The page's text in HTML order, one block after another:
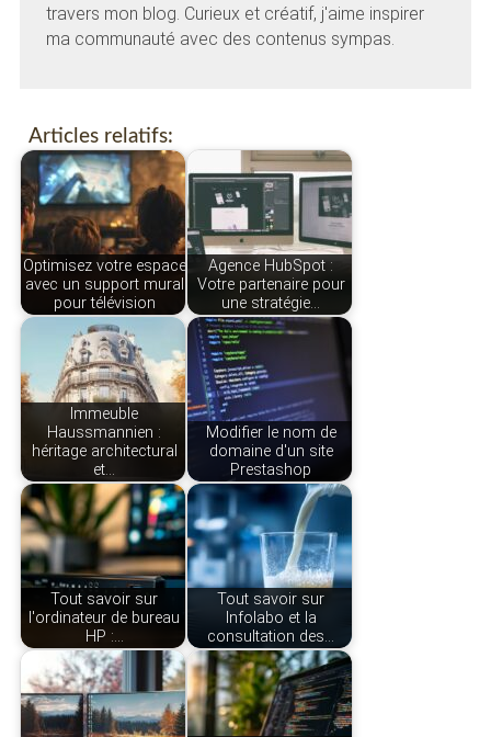
travers mon blog. Curieux et créatif, j'aime inspirer
ma communauté avec des contenus sympas.
Articles relatifs:
Optimisez votre espace
avec un support mural
pour télévision
Agence HubSpot :
Votre partenaire pour
une stratégie…
Immeuble
Haussmannien :
héritage architectural
et…
Modifier le nom de
domaine d'un site
Prestashop
Tout savoir sur
l'ordinateur de bureau
HP :…
Tout savoir sur
Infolabo et la
consultation des…